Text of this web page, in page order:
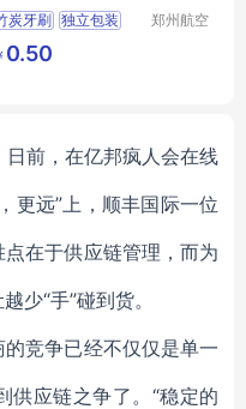
炭牙刷 独立包装
两元店日用百货
刷软毛批发
郑州航空
0.50
日前，在亿邦疯人会在线
更远”上，顺丰国际一位
在于供应链管理，而为
少“手”碰到货。
竞争已经不仅仅是单一
供应链之争了。“稳定的